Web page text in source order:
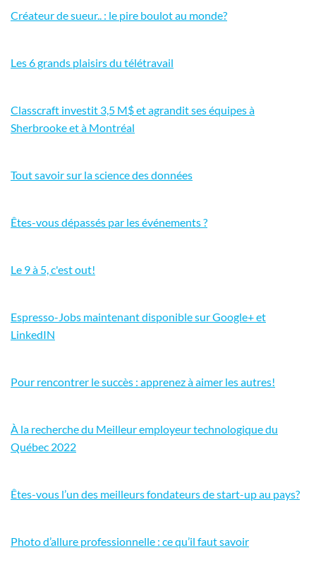
Créateur de sueur.. : le pire boulot au monde?
Les 6 grands plaisirs du télétravail
Classcraft investit 3,5 M$ et agrandit ses équipes à
Sherbrooke et à Montréal
Tout savoir sur la science des données
Êtes-vous dépassés par les événements ?
Le 9 à 5, c'est out!
Espresso-Jobs maintenant disponible sur Google+ et
LinkedIN
Pour rencontrer le succès : apprenez à aimer les autres!
À la recherche du Meilleur employeur technologique du
Québec 2022
Êtes-vous l’un des meilleurs fondateurs de start-up au pays?
Photo d’allure professionnelle : ce qu’il faut savoir